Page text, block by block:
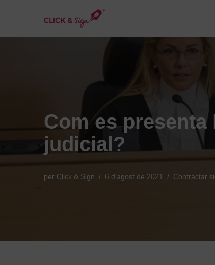
Com es
judicial?
per Click & Sign 6 d'agost de 2021 Contractar